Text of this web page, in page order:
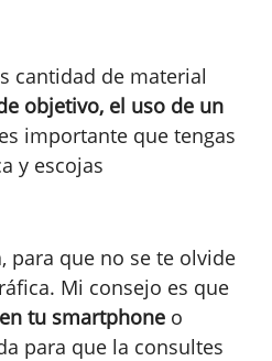
cantidad de material
objetivo, el uso de un
importante que tengas
y escojas
para que no se te olvide
Mi consejo es que
tu smartphone o
para que la consultes